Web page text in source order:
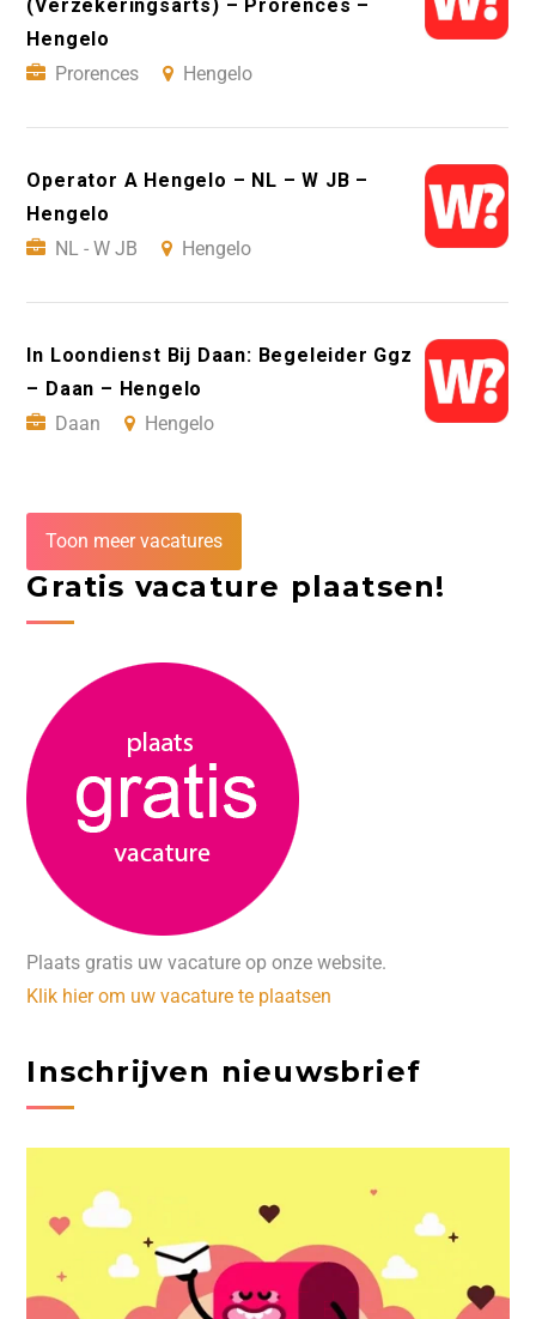
(Verzekeringsarts) – Prorences –
Hengelo
Prorences
Hengelo
Operator A Hengelo – NL – W JB –
Hengelo
NL - W JB
Hengelo
In Loondienst Bij Daan: Begeleider Ggz
– Daan – Hengelo
Daan
Hengelo
Toon meer vacatures
Gratis vacature plaatsen!
Plaats gratis uw vacature op onze website.
Klik hier om uw vacature te plaatsen
Inschrijven nieuwsbrief